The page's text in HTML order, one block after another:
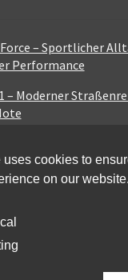
– Sportlicher
Performance
– Moderner
– Ausgewogener
Einsätze
– Zuverlässigkeit
ME77 –
cookies to
on our